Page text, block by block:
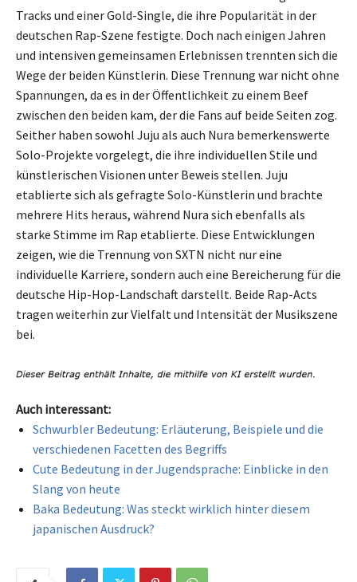
Tracks und einer Gold-Single, die ihre Popularität in der
deutschen Rap-Szene festigte. Doch nach einigen Jahren
und intensiven gemeinsamen Erlebnissen trennten sich die
Wege der beiden Künstlerin. Diese Trennung war nicht ohne
Spannungen, da es in der Öffentlichkeit zu einem Beef
zwischen den beiden kam, der die Fans auf beide Seiten zog.
Seither haben sowohl Juju als auch Nura bemerkenswerte
Solo-Projekte vorgelegt, die ihre individuellen Stile und
künstlerischen Visionen unter Beweis stellen. Juju
etablierte sich als gefragte Solo-Künstlerin und brachte
mehrere Hits heraus, während Nura sich ebenfalls als
starke Stimme im Rap etablierte. Diese Entwicklungen
zeigen, wie die Trennung von SXTN nicht nur eine
individuelle Karriere, sondern auch eine Bereicherung für die
deutsche Hip-Hop-Landschaft darstellt. Beide Rap-Acts
tragen weiterhin zur Vielfalt und Intensität der Musikszene
bei.
Auch interessant:
Schwurbler Bedeutung: Erläuterung, Beispiele und die
verschiedenen Facetten des Begriffs
Cute Bedeutung in der Jugendsprache: Einblicke in den
Slang von heute
Baka Bedeutung: Was steckt wirklich hinter diesem
japanischen Ausdruck?